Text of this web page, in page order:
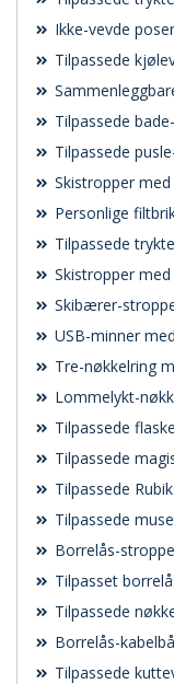
Ikke-vevde
Tilpassede
Tilpassede
Tilpassede
Skistropper
Personlige
Tilpassede
Skistropper
Skibærer-
USB-minner
Tre-nøkkelring
Lommelykt-
Tilpassede
Tilpassede
Tilpassede
Tilpassede
Borrelås-
Tilpasset
Tilpassede
Borrelås-
Tilpassede